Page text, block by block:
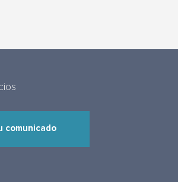
comunicado